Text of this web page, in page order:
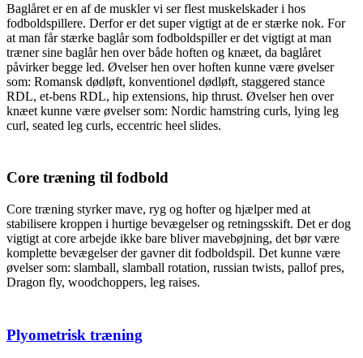
Baglåret er en af de muskler vi ser flest muskelskader i hos
fodboldspillere. Derfor er det super vigtigt at de er stærke nok. For
at man får stærke baglår som fodboldspiller er det vigtigt at man
træner sine baglår hen over både hoften og knæet, da baglåret
påvirker begge led. Øvelser hen over hoften kunne være øvelser
som: Romansk dødløft, konventionel dødløft, staggered stance
RDL, et-bens RDL, hip extensions, hip thrust. Øvelser hen over
knæet kunne være øvelser som: Nordic hamstring curls, lying leg
curl, seated leg curls, eccentric heel slides.
Core træning til fodbold
Core træning styrker mave, ryg og hofter og hjælper med at
stabilisere kroppen i hurtige bevægelser og retningsskift. Det er dog
vigtigt at core arbejde ikke bare bliver mavebøjning, det bør være
komplette bevægelser der gavner dit fodboldspil. Det kunne være
øvelser som: slamball, slamball rotation, russian twists, pallof pres,
Dragon fly, woodchoppers, leg raises.
Plyometrisk træning